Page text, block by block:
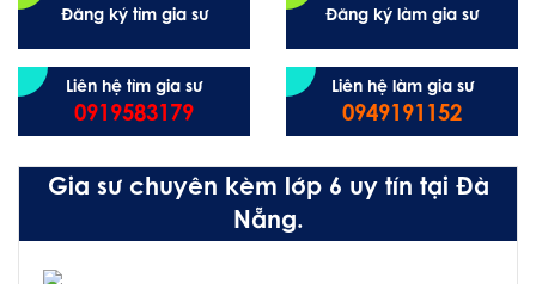
Đăng ký tìm gia sư
Liên hệ tìm gia sư
0919583179
Đăng ký làm gia sư
Liên hệ làm gia sư
0949191152
Gia sư chuyên kèm lớp 6 uy tín tại Đà
Nẵng.